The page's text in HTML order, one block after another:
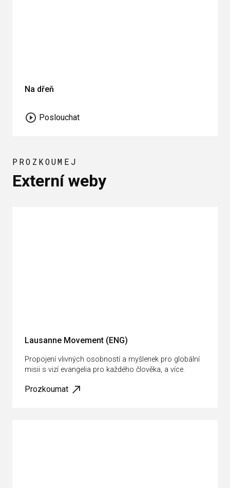
Na dřeň
Poslouchat
PROZKOUMEJ
Externí weby
Lausanne Movement (ENG)
Propojení vlivných osobností a myšlenek pro globální
misii s vizí evangelia pro každého člověka, a více.
Prozkoumat